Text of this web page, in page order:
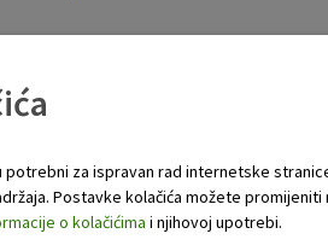
potrebni za ispravan rad internetske
Postavke kolačića možete promijeniti
o kolačićima i njihovoj upotrebi.